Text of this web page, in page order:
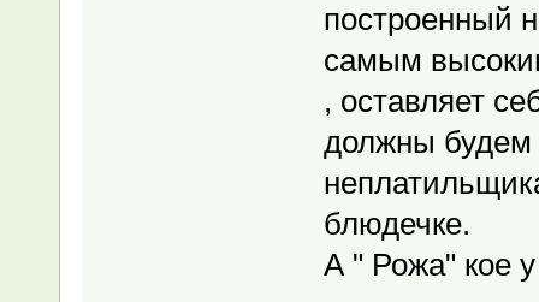
построенный
самым
, оставляет
должны будем
блюдечке.
А " Рожа" кое у